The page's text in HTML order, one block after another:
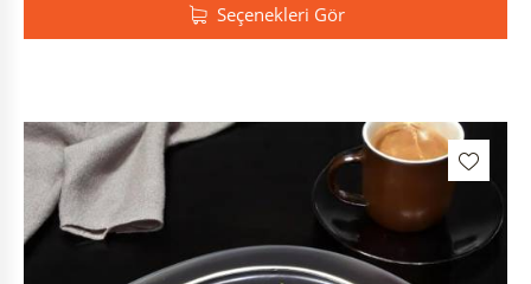
Seçenekleri Gör